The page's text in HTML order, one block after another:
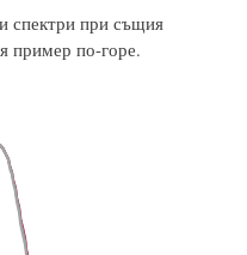
спектри при същия
пример по-горе.